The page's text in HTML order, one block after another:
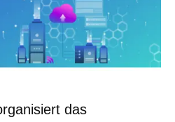
das